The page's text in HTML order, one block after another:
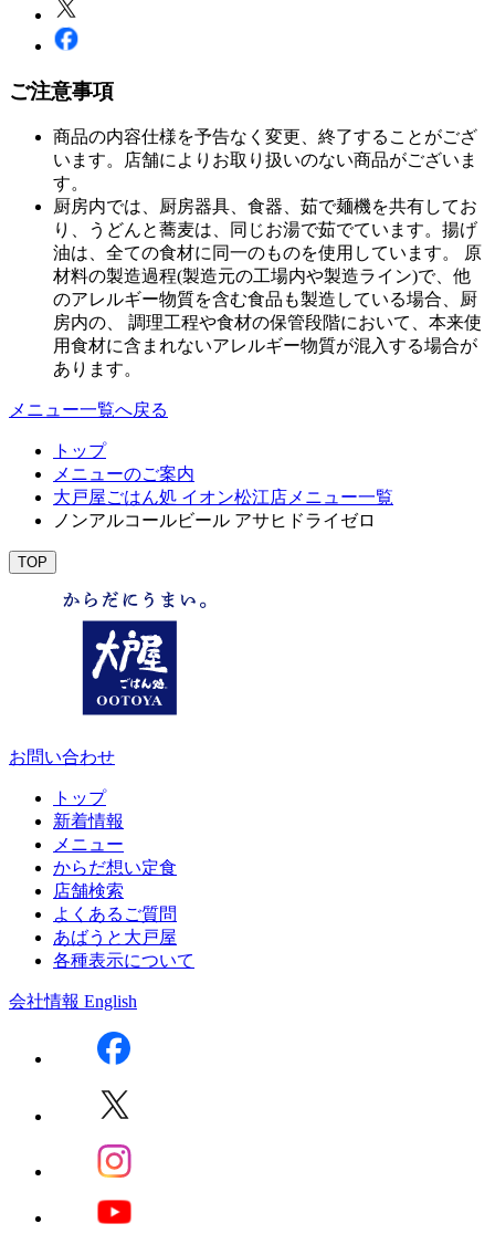
ご注意事項
商品の内容仕様を予告なく変更、終了することがござ
います。店舗によりお取り扱いのない商品がございま
す。
厨房内では、厨房器具、食器、茹で麺機を共有してお
り、うどんと蕎麦は、同じお湯で茹でています。揚げ
油は、全ての食材に同一のものを使用しています。 原
材料の製造過程(製造元の工場内や製造ライン)で、他
のアレルギー物質を含む食品も製造している場合、厨
房内の、 調理工程や食材の保管段階において、本来使
用食材に含まれないアレルギー物質が混入する場合が
あります。
メニュー一覧へ戻る
トップ
メニューのご案内
大戸屋ごはん処 イオン松江店メニュー一覧
ノンアルコールビール アサヒドライゼロ
TOP
お問い合わせ
トップ
新着情報
メニュー
からだ想い定食
店舗検索
よくあるご質問
あばうと大戸屋
各種表示について
会社情報 English